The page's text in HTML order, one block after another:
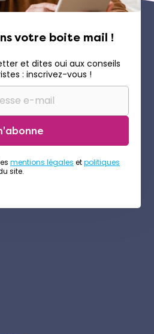
votre boite mail !
et dites oui aux conseils
: inscrivez-vous !
mentions légales etpolitiques
site.